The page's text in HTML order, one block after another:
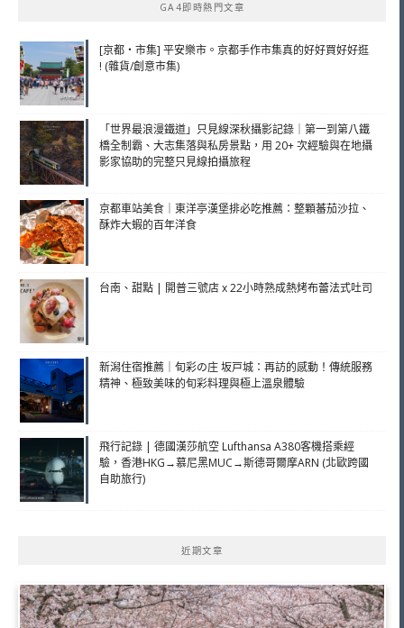
GA4即時熱門文章
[京都・市集] 平安樂市。京都手作市集真的好好買好好逛
! (雜貨/創意市集)
「世界最浪漫鐵道」只見線深秋攝影記錄｜第一到第八鐵
橋全制霸、大志集落與私房景點，用 20+ 次經驗與在地攝
影家協助的完整只見線拍攝旅程
京都車站美食｜東洋亭漢堡排必吃推薦：整顆蕃茄沙拉、
酥炸大蝦的百年洋食
台南、甜點 | 開普三號店 x 22小時熟成熱烤布蕾法式吐司
新潟住宿推薦｜旬彩の庄 坂戸城：再訪的感動！傳統服務
精神、極致美味的旬彩料理與極上溫泉體驗
飛行記錄 | 德國漢莎航空 Lufthansa A380客機搭乘經
驗，香港HKG→慕尼黑MUC→斯德哥爾摩ARN (北歐跨國
自助旅行)
近期文章